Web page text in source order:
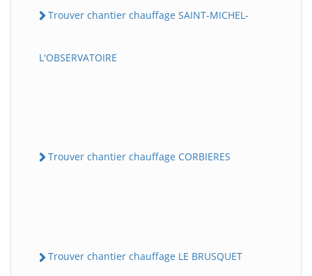
Trouver chantier chauffage SAINT-MICHEL-
L'OBSERVATOIRE
Trouver chantier chauffage CORBIERES
Trouver chantier chauffage LE BRUSQUET